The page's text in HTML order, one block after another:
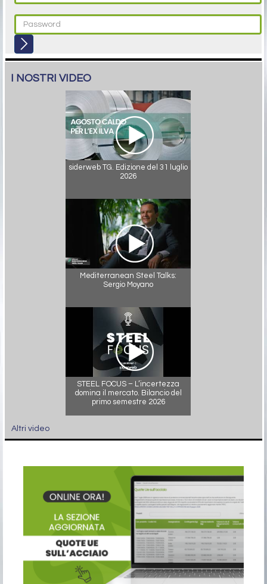
I NOSTRI VIDEO
siderweb TG. Edizione del 31 luglio
2026
Mediterranean Steel Talks:
Sergio Moyano
STEEL FOCUS – L’incertezza
domina il mercato. Bilancio del
primo semestre 2026
Altri video